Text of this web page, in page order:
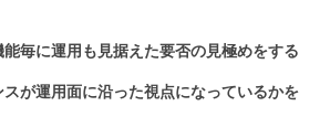
毎に運用も見据えた要否の見極めをする
が運用面に沿った視点になっているかを